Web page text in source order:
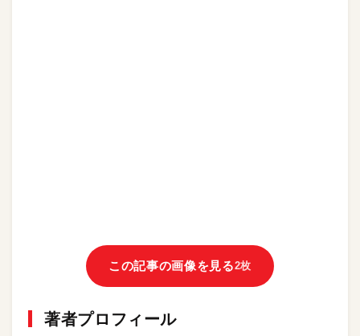
この記事の画像を見る2枚
著者プロフィール